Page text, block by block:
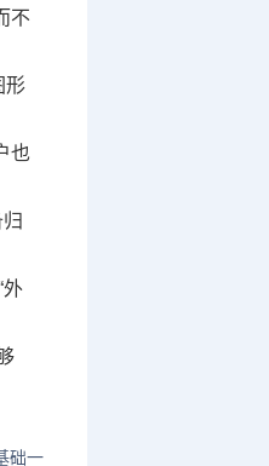
不
形
也
外
础一